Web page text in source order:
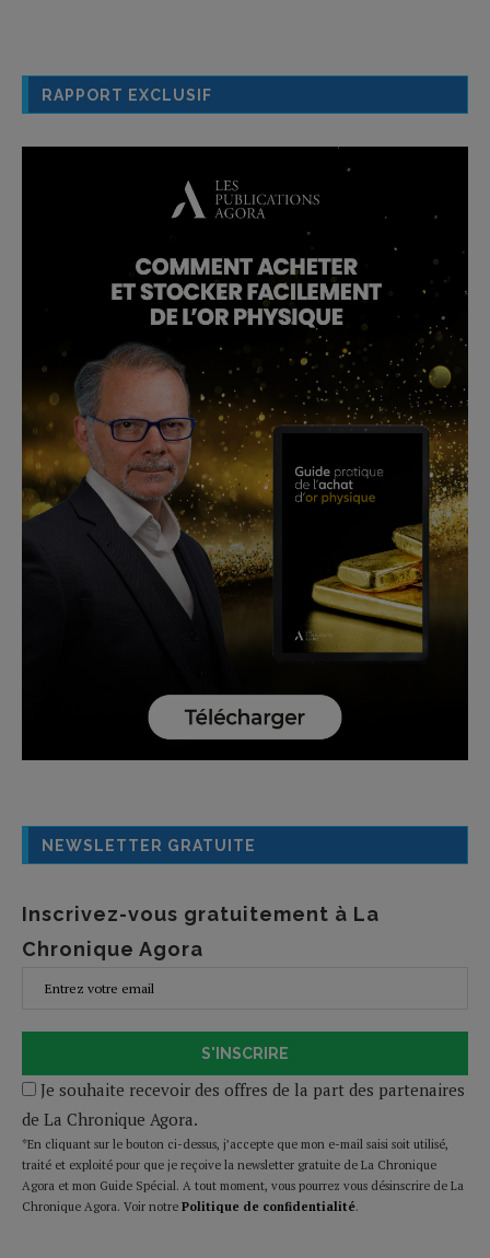
RAPPORT EXCLUSIF
NEWSLETTER GRATUITE
Inscrivez-vous gratuitement à La
Chronique Agora
S'INSCRIRE
Je souhaite recevoir des offres de la part des partenaires
de La Chronique Agora.
*En cliquant sur le bouton ci-dessus, j’accepte que mon e-mail saisi soit utilisé,
traité et exploité pour que je reçoive la newsletter gratuite de La Chronique
Agora et mon Guide Spécial. A tout moment, vous pourrez vous désinscrire de La
Chronique Agora. Voir notre Politique de confidentialité.